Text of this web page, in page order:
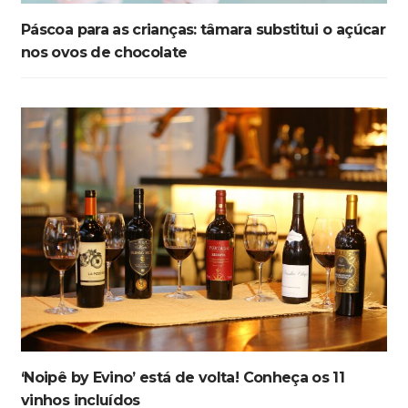
Páscoa para as crianças: tâmara substitui o açúcar
nos ovos de chocolate
‘Noipê by Evino’ está de volta! Conheça os 11
vinhos incluídos